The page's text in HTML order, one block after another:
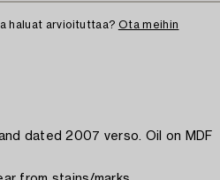
haluat arvioituttaa? Ota meihin
dated 2007 verso. Oil on MDF